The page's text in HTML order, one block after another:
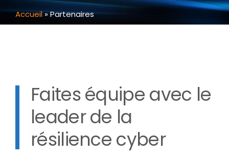
Accueil»Partenaires
Faites équipe avec le
leader de la
résilience cyber